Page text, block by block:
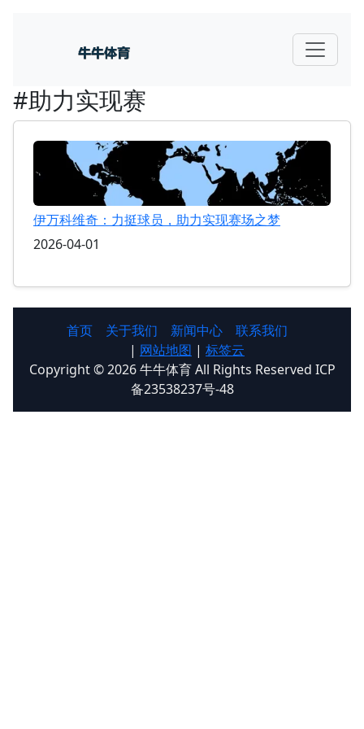
#助力实现赛
伊万科维奇：力挺球员，助力实现赛场之梦
2026-04-01
首页 关于我们 新闻中心
联系我们
| 网站地图 | 标签云
Copyright © 2026 牛牛体育 All Rights Reserved ICP
备23538237号-48